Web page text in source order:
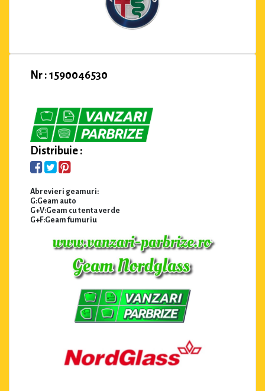
Nr : 1590046530
Distribuie :
Abrevieri geamuri:
G:Geam auto
G+V:Geam cu tenta verde
G+F:Geam fumuriu